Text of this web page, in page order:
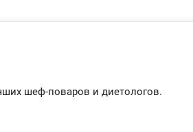
шеф-поваров и диетологов.